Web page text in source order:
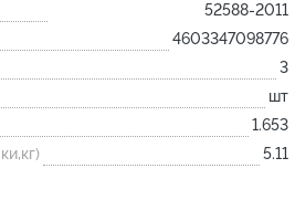
52588-2011
4603347098776
3
шт
1.653
5.11